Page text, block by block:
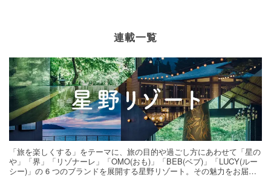
連載一覧
「旅を楽しくする」をテーマに、旅の目的や過ごし方にあわせて「星の
や」「界」「リゾナーレ」「OMO(おも)」「BEB(ベブ)」「LUCY(ルー
シー)」の 6 つのブランドを展開する星野リゾート。その魅力をお届け